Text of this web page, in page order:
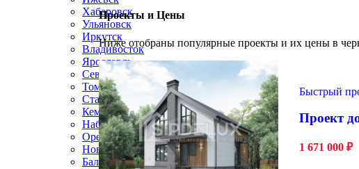
Хабаровск
Ульяновск
Иркутск
Владивосток
Ярославль
Севастополь
Томск
Ставрополь
Кемерово
Набережные Челны
Оренбург
Новокузнецк
Балашиха
Проекты и Цены
Ниже отобраны популярные проекты и их цены в
Быстрый
Проект
1 671 000 ₽